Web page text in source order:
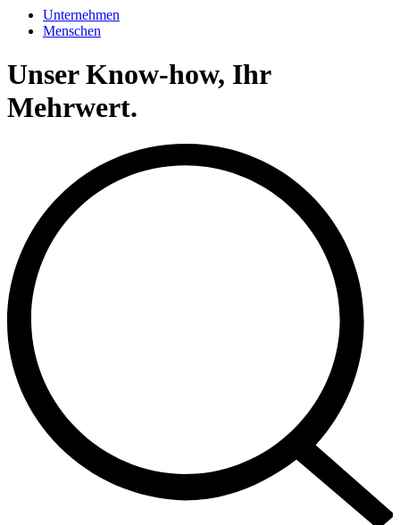
Unternehmen
Menschen
Unser Know-how, Ihr
Mehrwert.